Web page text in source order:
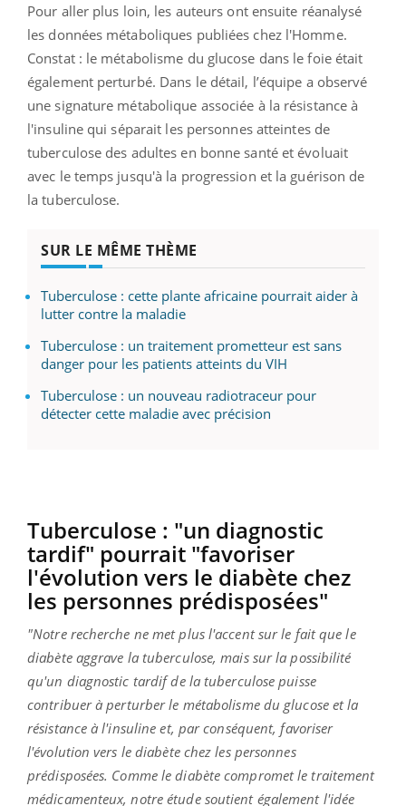
Pour aller plus loin, les auteurs ont ensuite réanalysé
les données métaboliques publiées chez l'Homme.
Constat : le métabolisme du glucose dans le foie était
également perturbé. Dans le détail, l’équipe a observé
une signature métabolique associée à la résistance à
l'insuline qui séparait les personnes atteintes de
tuberculose des adultes en bonne santé et évoluait
avec le temps jusqu'à la progression et la guérison de
la tuberculose.
SUR LE MÊME THÈME
Tuberculose : cette plante africaine pourrait aider à
lutter contre la maladie
Tuberculose : un traitement prometteur est sans
danger pour les patients atteints du VIH
Tuberculose : un nouveau radiotraceur pour
détecter cette maladie avec précision
Tuberculose : "un diagnostic
tardif" pourrait "favoriser
l'évolution vers le diabète chez
les personnes prédisposées"
"Notre recherche ne met plus l'accent sur le fait que le
diabète aggrave la tuberculose, mais sur la possibilité
qu'un diagnostic tardif de la tuberculose puisse
contribuer à perturber le métabolisme du glucose et la
résistance à l'insuline et, par conséquent, favoriser
l'évolution vers le diabète chez les personnes
prédisposées. Comme le diabète compromet le traitement
médicamenteux, notre étude soutient également l'idée